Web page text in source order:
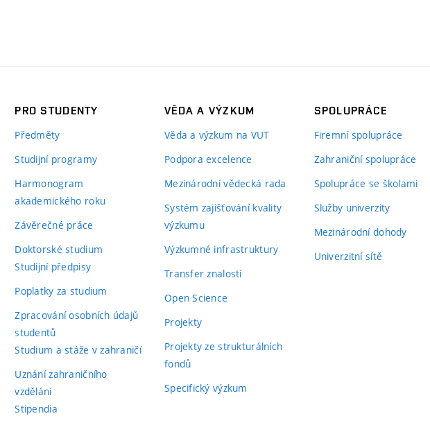
PRO STUDENTY
Předměty
Studijní programy
Harmonogram
akademického roku
Závěrečné práce
Doktorské studium
Studijní předpisy
Poplatky za studium
Zpracování osobních údajů
studentů
Studium a stáže v zahraničí
Uznání zahraničního
vzdělání
Stipendia
VĚDA A VÝZKUM
Věda a výzkum na VUT
Podpora excelence
Mezinárodní vědecká rada
Systém zajišťování kvality
výzkumu
Výzkumné infrastruktury
Transfer znalostí
Open Science
Projekty
Projekty ze strukturálních
fondů
Specifický výzkum
SPOLUPRÁCE
Firemní spolupráce
Zahraniční spolupráce
Spolupráce se školami
Služby univerzity
Mezinárodní dohody
Univerzitní sítě